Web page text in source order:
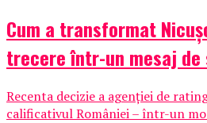
Cum a transformat
trecere într-un mesaj
Recenta decizie a agenției de
calificativul României – într-un